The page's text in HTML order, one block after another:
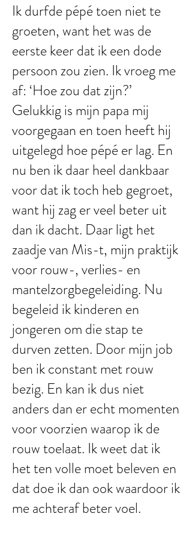
Ik durfde pépé toen niet te
groeten, want het was de
eerste keer dat ik een dode
persoon zou zien. Ik vroeg me
af: ‘Hoe zou dat zijn?’
Gelukkig is mijn papa mij
voorgegaan en toen heeft hij
uitgelegd hoe pépé er lag. En
nu ben ik daar heel dankbaar
voor dat ik toch heb gegroet,
want hij zag er veel beter uit
dan ik dacht. Daar ligt het
zaadje van Mis-t, mijn praktijk
voor rouw-, verlies- en
mantelzorgbegeleiding. Nu
begeleid ik kinderen en
jongeren om die stap te
durven zetten. Door mijn job
ben ik constant met rouw
bezig. En kan ik dus niet
anders dan er echt momenten
voor voorzien waarop ik de
rouw toelaat. Ik weet dat ik
het ten volle moet beleven en
dat doe ik dan ook waardoor ik
me achteraf beter voel.